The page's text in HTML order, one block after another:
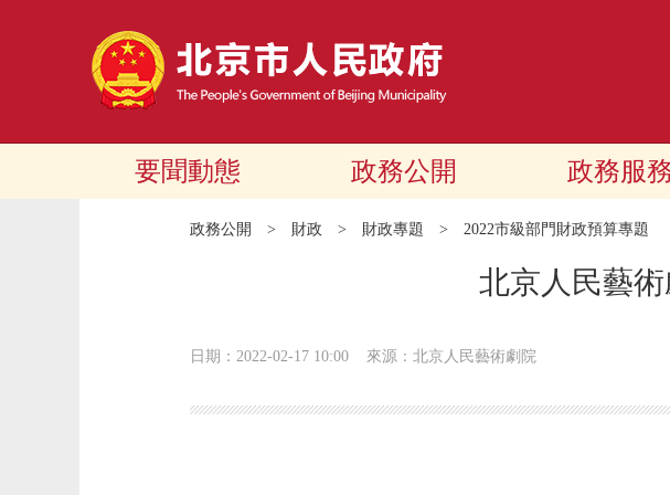
要聞動態 政務公開 政務服
政務公開 > 財政 > 財政專題 > 2022市級部門財政預算專題
北京人民藝
日期：2022-02-17 10:00 來源：北京人民藝術劇院